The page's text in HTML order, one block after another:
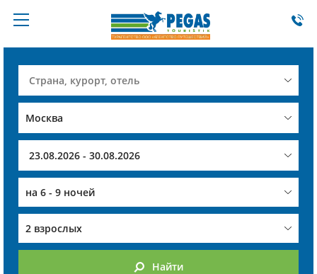
на 6 - 9 ночей
2 взрослых
Найти